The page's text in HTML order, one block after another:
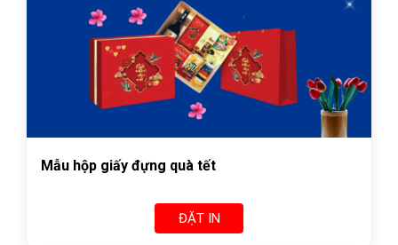
Mẫu hộp giấy đựng quà tết
ĐẶT IN